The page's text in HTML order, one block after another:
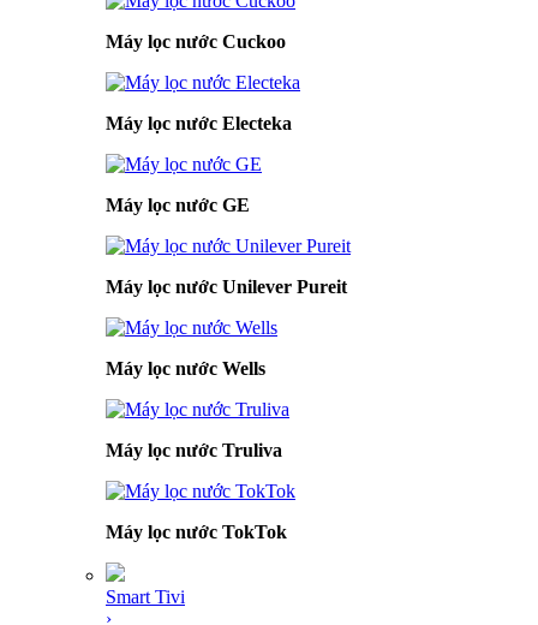
Máy lọc nước Cuckoo
Máy lọc nước Electeka
Máy lọc nước GE
Máy lọc nước Unilever Pureit
Máy lọc nước Wells
Máy lọc nước Truliva
Máy lọc nước TokTok
Smart Tivi
›